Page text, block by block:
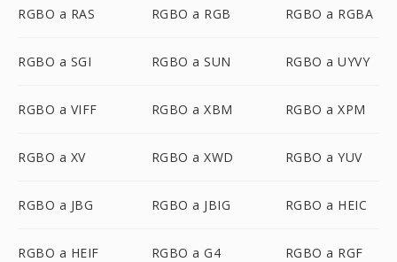
RGBO a RAS RGBO a RGB RGBO a RGBA
RGBO a SGI RGBO a SUN RGBO a UYVY
RGBO a VIFF RGBO a XBM RGBO a XPM
RGBO a XV RGBO a XWD RGBO a YUV
RGBO a JBG RGBO a JBIG RGBO a HEIC
RGBO a HEIF RGBO a G4 RGBO a RGF